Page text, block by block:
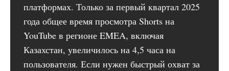
платформах. Только за первый квартал 2025
года общее время просмотра Shorts на
YouTube в регионе EMEA, включая
Казахстан, увеличилось на 4,5 часа на
пользователя. Если нужен быстрый охват за